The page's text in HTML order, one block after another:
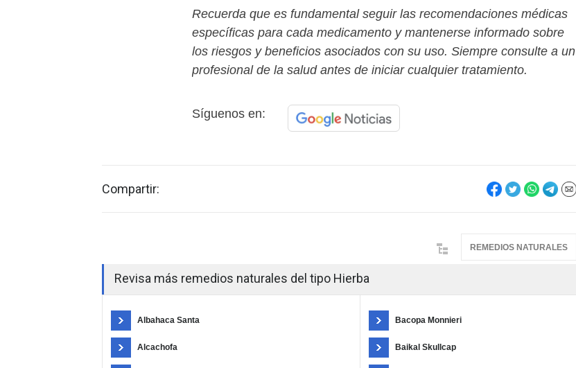
Recuerda que es fundamental seguir las recomendaciones médicas
específicas para cada medicamento y mantenerse informado sobre
los riesgos y beneficios asociados con su uso. Siempre consulte a un
profesional de la salud antes de iniciar cualquier tratamiento.
Síguenos en:
Compartir:
REMEDIOS NATURALES
Revisa más remedios naturales del tipo Hierba
Albahaca Santa
Alcachofa
Bacopa Monnieri
Baikal Skullcap